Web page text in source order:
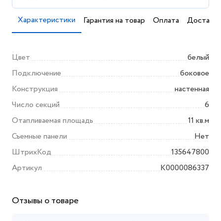
Характеристики Гарантия на товар Оплата Доставка
Цвет
белый
Подключение
боковое
Конструкция
настенная
Число секций
6
Отапливаемая площадь
11 кв.м
Съемные панели
Нет
ШтрихКод
135647800
Артикул
K0000086337
Отзывы о товаре